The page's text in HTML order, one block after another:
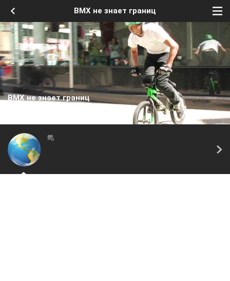
BMX не знает границ
BMX не знает границ